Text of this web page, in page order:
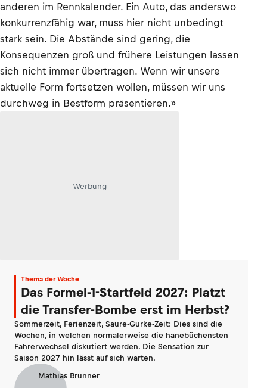
anderen im Rennkalender. Ein Auto, das anderswo
konkurrenzfähig war, muss hier nicht unbedingt
stark sein. Die Abstände sind gering, die
Konsequenzen groß und frühere Leistungen lassen
sich nicht immer übertragen. Wenn wir unsere
aktuelle Form fortsetzen wollen, müssen wir uns
durchweg in Bestform präsentieren.»
Werbung
Thema der Woche
Das Formel-1-Startfeld 2027: Platzt
die Transfer-Bombe erst im Herbst?
Sommerzeit, Ferienzeit, Saure-Gurke-Zeit: Dies sind die
Wochen, in welchen normalerweise die hanebüchensten
Fahrerwechsel diskutiert werden. Die Sensation zur
Saison 2027 hin lässt auf sich warten.
Mathias Brunner